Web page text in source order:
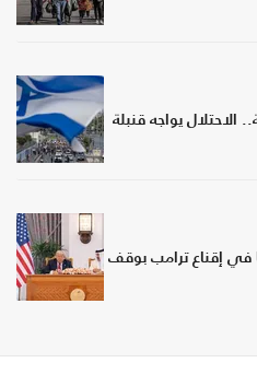
الاحتلال يواجه قنبلة
في إقناع ترامب بوقف